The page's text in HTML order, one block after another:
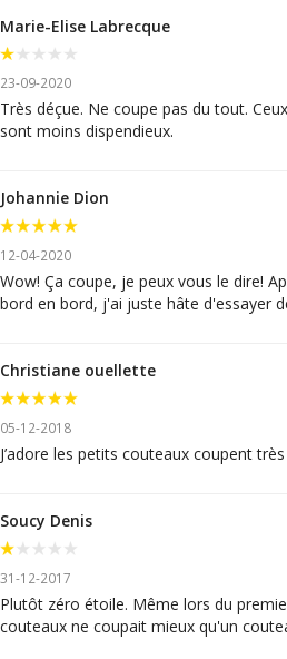
Marie-Elise Labrecque
23-09-2020
Très déçue. Ne coupe pas du tout.
sont moins dispendieux.
Johannie Dion
12-04-2020
Wow! Ça coupe, je peux vous le dire!
bord en bord, j'ai juste hâte d'essayer
Christiane ouellette
05-12-2018
J’adore les petits couteaux coupent
Soucy Denis
31-12-2017
Plutôt zéro étoile. Même lors du
couteaux ne coupait mieux qu'un